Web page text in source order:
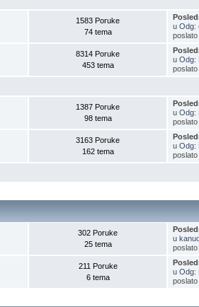
1583 Poruke
74 tema
uOdg:
8314 Poruke
453 tema
uOdg:
1387 Poruke
98 tema
uOdg:
3163 Poruke
162 tema
uOdg:
302 Poruke
25 tema
u
211 Poruke
6 tema
uOdg: